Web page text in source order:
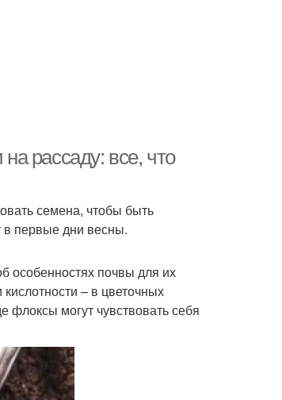
рассаду: все, что
семена, чтобы быть
в первые дни весны.
особенностях почвы для их
– в цветочных
флоксы могут чувствовать себя